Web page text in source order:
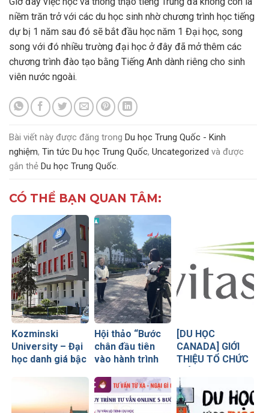
niềm trăn trở với các du học sinh nhờ chương trình học tiếng
dự bị 1 năm sau đó sẽ bắt đầu học năm 1 Đại học, song
song với đó nhiều trường đại học ở đây đã mở thêm các
chương trình đào tạo bằng Tiếng Anh dành riêng cho sinh
viên nước ngoài.
Bài viết này được đăng trong Du học Trung Quốc - Kinh
nghiệm, Tin tức Du học Trung Quốc, Uncategorized và được
gắn thẻ Du học Trung Quốc
CÓ THỂ BẠN QUAN TÂM:
Kozminski
University – Đại
học danh giá bậc
Hội thảo “Bước
chân đầu tiên
vào hành trình
ước mơ đến thực
tiễn”.
[DU HỌC
CANADA] GIỚI
THIỆU TỔ CHỨC
NAVITAS
CANADA